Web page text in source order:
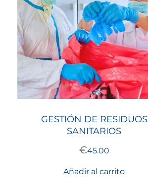
GESTIÓN DE RESIDUOS
SANITARIOS
€45.00
Añadir al carrito